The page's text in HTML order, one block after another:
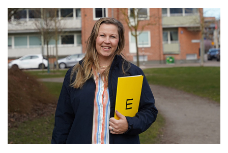
Veckans
medlemsröst
Frida
Svahn:
“Det
borde
branschen
lyfta
fram
ännu
mer”